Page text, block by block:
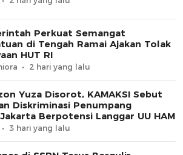
Perkuat Semangat
di Tengah Ramai Ajakan Tolak
HUT RI
2 hari yang lalu
Yuza Disorot, KAMAKSI Sebut
Diskriminasi Penumpang
Berpotensi Langgar UU HAM
3 hari yang lalu